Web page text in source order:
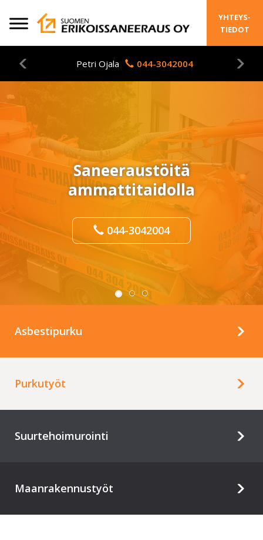
YHTEYS-
TIEDOT
Petri Ojala 044-3042004
Saneeraustöitä
ammattitaidolla
044-3042004
Asbestipurku
Purkutyöt
Suurtehoimurointi
Maanrakennustyöt